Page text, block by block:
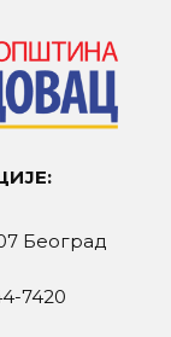
Београд
7420